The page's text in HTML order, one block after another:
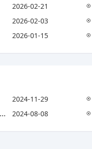
2026-02-21
2026-02-03
2026-01-15
2024-11-29
2024-08-08